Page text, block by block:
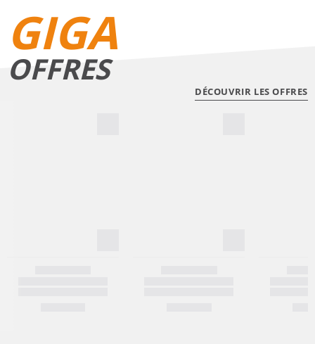
GIGA
OFFRES
DÉCOUVRIR LES OFFRES